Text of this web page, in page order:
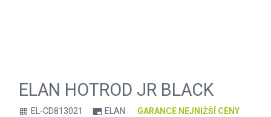
ELAN HOTROD JR BLACK
qr_code EL-CD813021 branding_watermark ELAN GARANCE NEJNIŽŠÍ CENY